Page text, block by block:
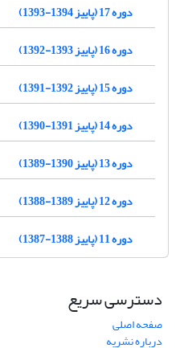
دوره 17 (پاییز 1394-1393)
دوره 16 (پاییز 1393-1392)
دوره 15 (پاییز 1392-1391)
دوره 14 (پاییز 1391-1390)
دوره 13 (پاییز 1390-1389)
دوره 12 (پاییز 1389-1388)
دوره 11 (پاییز 1388-1387)
دسترسی سریع
صفحه اصلی
درباره نشریه